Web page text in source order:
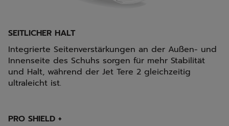
SEITLICHER HALT
Integrierte Seitenverstärkungen an der Außen- und
Innenseite des Schuhs sorgen für mehr Stabilität
und Halt, während der Jet Tere 2 gleichzeitig
ultraleicht ist.
PRO SHIELD +